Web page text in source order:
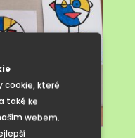
cookie, které
také ke
webem.